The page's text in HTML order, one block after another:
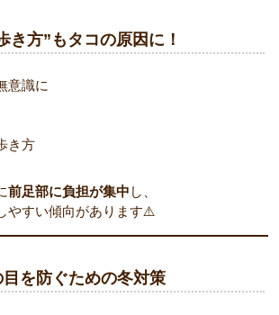
き方”もタコの原因に！
意識に
き方
前足部に負担が集中 し、
やすい傾向があります⚠️
目を防ぐための冬対策